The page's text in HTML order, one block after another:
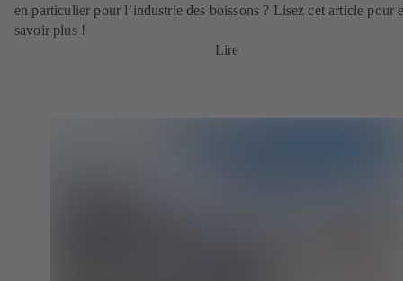
en particulier pour l’industrie des boissons ? Lisez cet article pour
savoir plus !
Lire